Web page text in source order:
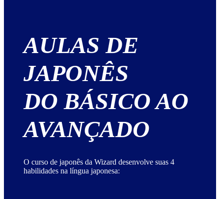
AULAS DE
JAPONÊS
DO BÁSICO AO
AVANÇADO
O curso de japonês da Wizard desenvolve suas 4
habilidades na língua japonesa: